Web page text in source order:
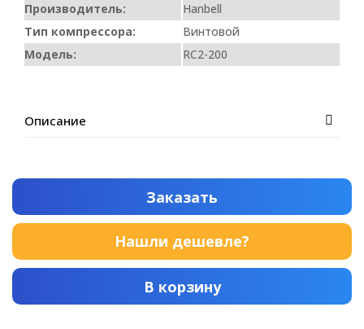
Производитель:
Hanbell
Тип компрессора:
Винтовой
Модель:
RC2-200
Описание
Заказать
Нашли дешевле?
В корзину